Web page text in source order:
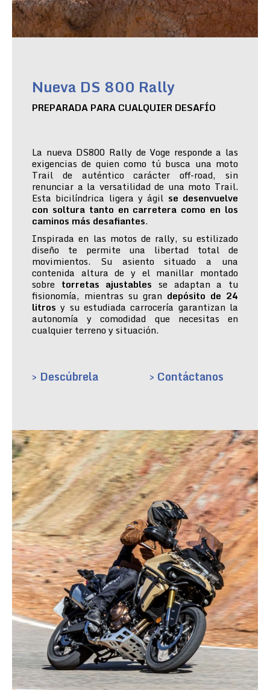
Nueva DS 800 Rally
PREPARADA PARA CUALQUIER DESAFÍO
La nueva DS800 Rally de Voge responde a las
exigencias de quien como tú busca una moto
Trail de auténtico carácter off-road, sin
renunciar a la versatilidad de una moto Trail.
Esta bicilíndrica ligera y ágil se desenvuelve
con soltura tanto en carretera como en los
caminos más desafiantes.
Inspirada en las motos de rally, su estilizado
diseño te permite una libertad total de
movimientos. Su asiento situado a una
contenida altura de y el manillar montado
sobre torretas ajustables se adaptan a tu
fisionomía, mientras su gran depósito de 24
litros y su estudiada carrocería garantizan la
autonomía y comodidad que necesitas en
cualquier terreno y situación.
> Descúbrela > Contáctanos